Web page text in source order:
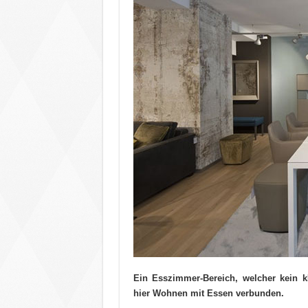
Ein Esszimmer-Bereich, welcher kein
hier Wohnen mit Essen verbunden.